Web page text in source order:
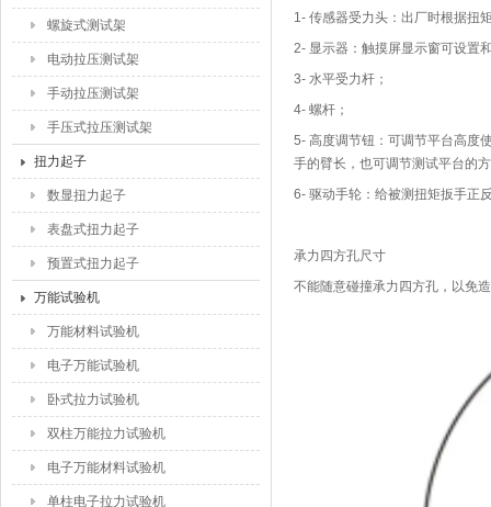
螺旋式测试架
电动拉压测试架
手动拉压测试架
手压式拉压测试架
扭力起子
数显扭力起子
表盘式扭力起子
预置式扭力起子
万能试验机
万能材料试验机
电子万能试验机
卧式拉力试验机
双柱万能拉力试验机
电子万能材料试验机
单柱电子拉力试验机
1- 传感器受力头：出厂时根据扭
2- 显示器：触摸屏显示窗可设置
3- 水平受力杆；
4- 螺杆；
5- 高度调节钮：可调节平台高度
手的臂长，也可调节测试平台的
6- 驱动手轮：给被测扭矩扳手正
承力四方孔尺寸
不能随意碰撞承力四方孔，以免